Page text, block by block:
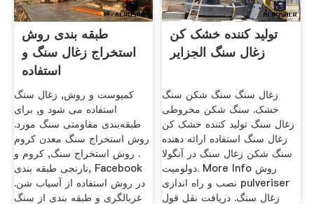
طبقه بندی روش
استخراج زغال سنگ و
استفاده
کمپوست و روش, زغال سنگ
استفاده می شود و, برای
طبقه‌بندی مقاومتی سنگ مورد.
روش استخراج سنگ معدن کروم
. روش استخراج سنگ, کروم و
نارنجی طبقه بندی, Facebook‬
در روش استفاده از آسياب شن.
غربالگری و طبقه بندی از سنگ
تولید کننده خشک کن
زغال سنگ الجزایر
زغال سنگ سنگ شکن سنگ
خشک. سنگ شکن مخروطی
زغال سنگ تولید کننده خشک کن
زغال سنگ استفاده ارائه دهنده
سنگ شکن زغال سنگ در آنگولا
دولومیت. More Info روش
نصب و راه اندازی pulveriser
زغال سنگ. دریافت نقل قول